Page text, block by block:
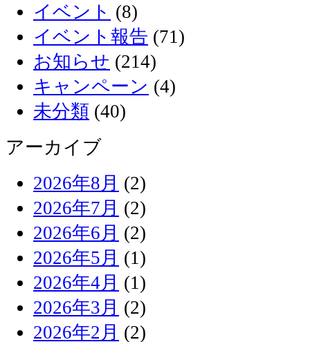
イベント (8)
イベント報告 (71)
お知らせ (214)
キャンペーン (4)
未分類 (40)
アーカイブ
2026年8月 (2)
2026年7月 (2)
2026年6月 (2)
2026年5月 (1)
2026年4月 (1)
2026年3月 (2)
2026年2月 (2)